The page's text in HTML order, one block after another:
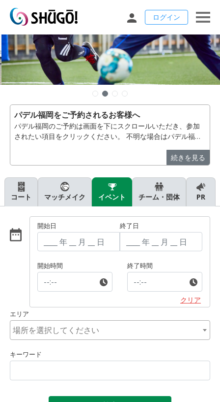
ログイン
パデル福岡をご予約されるお客様へ
パデル福岡のご予約は画面を下にスクロールいただき、参加
されたい項目をクリックください。 不明な場合はパデル福
続きを見る
コート マッチメイク イベント チーム・団体 PR
開始日 終了日
開始時間 終了時間
クリア
エリア
キーワード